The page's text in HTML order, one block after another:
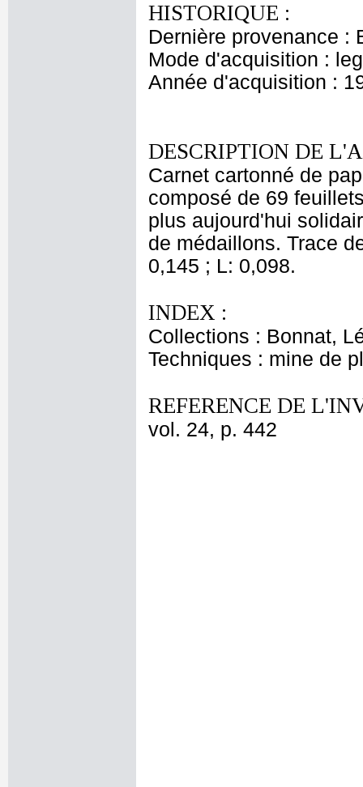
HISTORIQUE :
Dernière provenance :
Mode d'acquisition :
Année d'acquisition :
DESCRIPTION DE
Carnet cartonné de
composé de 69
plus aujourd'hui
de médaillons. Trace
0,145 ; L: 0,098.
INDEX :
Collections : Bonnat,
Techniques : mine de
REFERENCE DE
vol. 24, p. 442